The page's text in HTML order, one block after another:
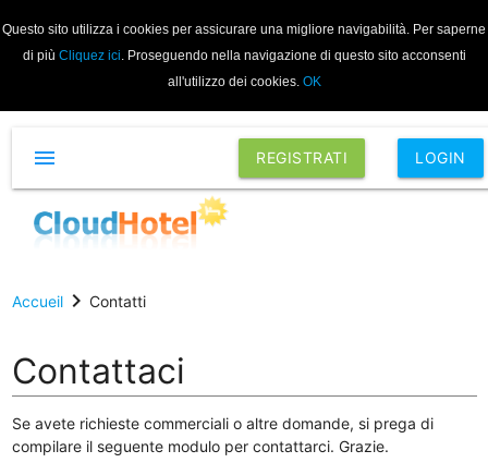
Questo sito utilizza i cookies per assicurare una migliore navigabilità. Per saperne
di più Cliquez ici. Proseguendo nella navigazione di questo sito acconsenti
all'utilizzo dei cookies. OK
REGISTRATI LOGIN
menu
Accueilchevron_right Contatti
Contattaci
Se avete richieste commerciali o altre domande, si prega di
compilare il seguente modulo per contattarci. Grazie.